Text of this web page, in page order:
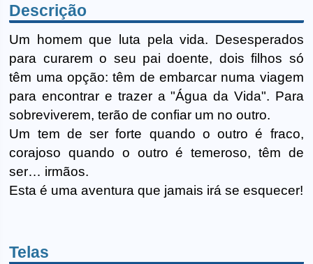
Descrição
Um homem que luta pela vida. Desesperados
para curarem o seu pai doente, dois filhos só
têm uma opção: têm de embarcar numa viagem
para encontrar e trazer a "Água da Vida". Para
sobreviverem, terão de confiar um no outro.
Um tem de ser forte quando o outro é fraco,
corajoso quando o outro é temeroso, têm de
ser… irmãos.
Esta é uma aventura que jamais irá se esquecer!
Telas